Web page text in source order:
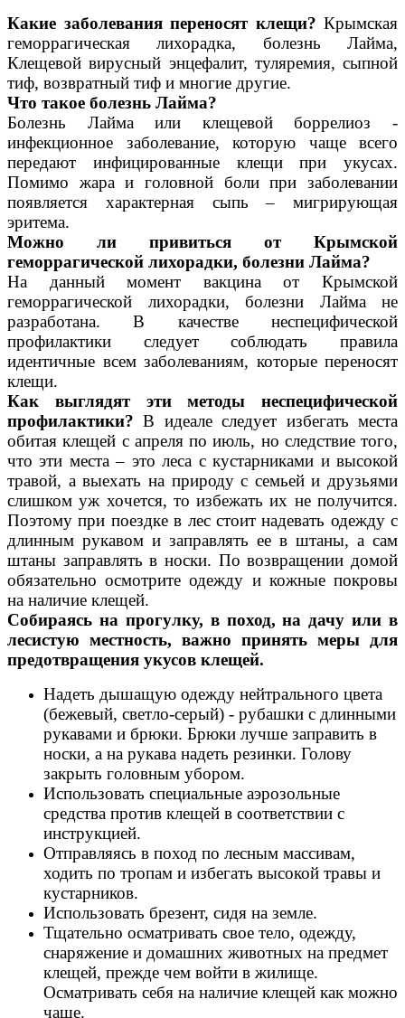
Какие заболевания переносят клещи? Крымская
геморрагическая лихорадка, болезнь Лайма,
Клещевой вирусный энцефалит, туляремия, сыпной
тиф, возвратный тиф и многие другие.
Что такое болезнь Лайма?
Болезнь Лайма или клещевой боррелиоз -
инфекционное заболевание, которую чаще всего
передают инфицированные клещи при укусах.
Помимо жара и головной боли при заболевании
появляется характерная сыпь – мигрирующая
эритема.
Можно ли привиться от Крымской
геморрагической лихорадки, болезни Лайма?
На данный момент вакцина от Крымской
геморрагической лихорадки, болезни Лайма не
разработана. В качестве неспецифической
профилактики следует соблюдать правила
идентичные всем заболеваниям, которые переносят
клещи.
Как выглядят эти методы неспецифической
профилактики? В идеале следует избегать места
обитая клещей с апреля по июль, но следствие того,
что эти места – это леса с кустарниками и высокой
травой, а выехать на природу с семьей и друзьями
слишком уж хочется, то избежать их не получится.
Поэтому при поездке в лес стоит надевать одежду с
длинным рукавом и заправлять ее в штаны, а сам
штаны заправлять в носки. По возвращении домой
обязательно осмотрите одежду и кожные покровы
на наличие клещей.
Собираясь на прогулку, в поход, на дачу или в
лесистую местность, важно принять меры для
предотвращения укусов клещей.
Надеть дышащую одежду нейтрального цвета
(бежевый, светло-серый) - рубашки с длинными
рукавами и брюки. Брюки лучше заправить в
носки, а на рукава надеть резинки. Голову
закрыть головным убором.
Использовать специальные аэрозольные
средства против клещей в соответствии с
инструкцией.
Отправляясь в поход по лесным массивам,
ходить по тропам и избегать высокой травы и
кустарников.
Использовать брезент, сидя на земле.
Тщательно осматривать свое тело, одежду,
снаряжение и домашних животных на предмет
клещей, прежде чем войти в жилище.
Осматривать себя на наличие клещей как можно
чаще.